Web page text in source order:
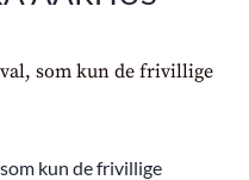
kun de frivillige